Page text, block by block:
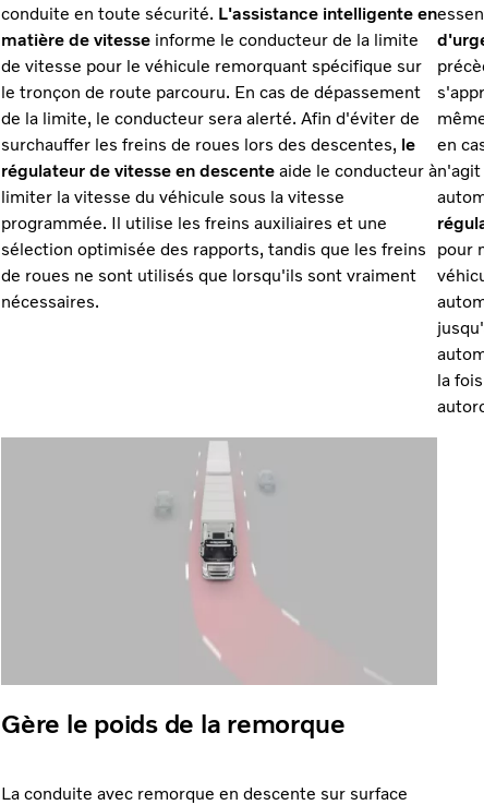
conduite en toute sécurité. L'assistance intelligente en
matière de vitesse informe le conducteur de la limite
de vitesse pour le véhicule remorquant spécifique sur
le tronçon de route parcouru. En cas de dépassement
de la limite, le conducteur sera alerté. Afin d'éviter de
surchauffer les freins de roues lors des descentes, le
régulateur de vitesse en descente aide le conducteur à
limiter la vitesse du véhicule sous la vitesse
programmée. Il utilise les freins auxiliaires et une
sélection optimisée des rapports, tandis que les freins
de roues ne sont utilisés que lorsqu'ils sont vraiment
nécessaires.
en
pour
la
Gère le poids de la remorque
La conduite avec remorque en descente sur surface